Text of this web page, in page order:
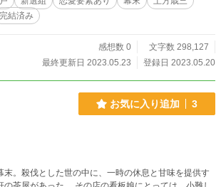
完結済み
感想数 0
文字数 298,127
最終更新日 2023.05.23
登録日 2023.05.20
お気に入り追加 3
末。殺伐とした世の中に、一時の休息と甘味を提供す